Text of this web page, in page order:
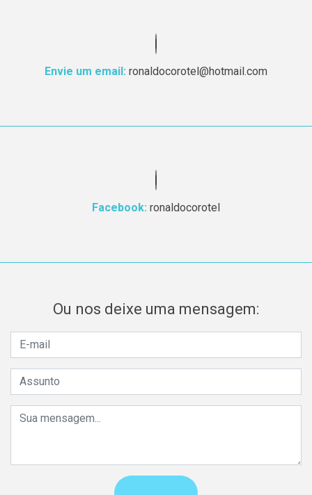
Envie um email: ronaldocorotel@hotmail.com
Facebook: ronaldocorotel
Ou nos deixe uma mensagem: